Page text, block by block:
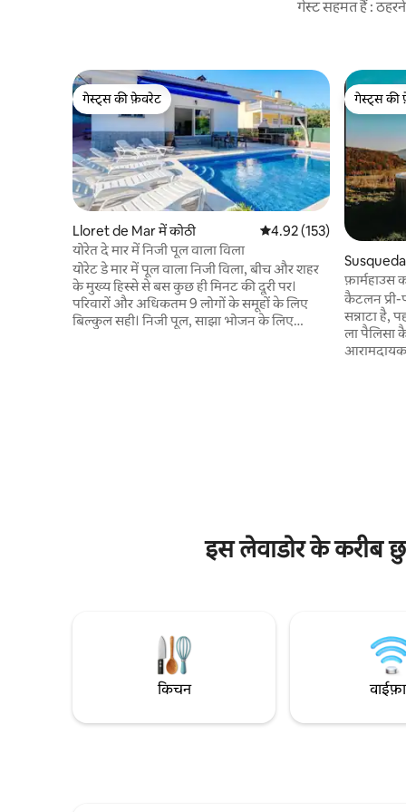
गेस्ट सहमत हैं :
गेस्ट्स की फ़ेवरेट
गेस्ट्स की फ़ेवरेट
Lloret de Mar में कोठी औसत रेटिंग 5 में से 4.92, 153
4.92 (153)
योरेत दे मार में निजी पूल वाला विला
योरेट डे मार में पूल वाला निजी विला, बीच और शहर
के मुख्य हिस्से से बस कुछ ही मिनट की दूरी पर।
परिवारों और अधिकतम 9 लोगों के समूहों के लिए
बिल्कुल सही। निजी पूल, साझा भोजन के लिए
गेस्ट्स की
गेस्ट्स की
फ़ार्महाउस
कैटलन
सन्नाटा है,
ला पैलिसा
आरामदायक
इस लेवाडोर के करीब
किचन